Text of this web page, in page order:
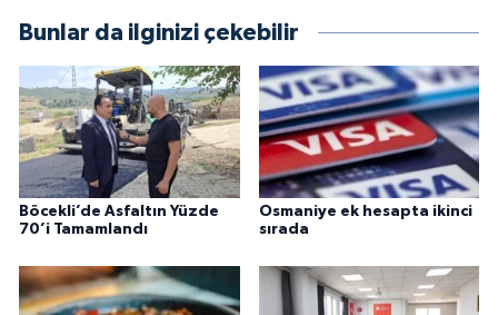
Bunlar da ilginizi çekebilir
Böcekli’de Asfaltın Yüzde
70’i Tamamlandı
Osmaniye ek hesapta ikinci
sırada